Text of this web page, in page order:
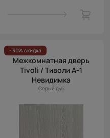
- 30% скидка
Межкомнатная дверь
Tivoli / Тиволи А-1
Невидимка
Серый дуб